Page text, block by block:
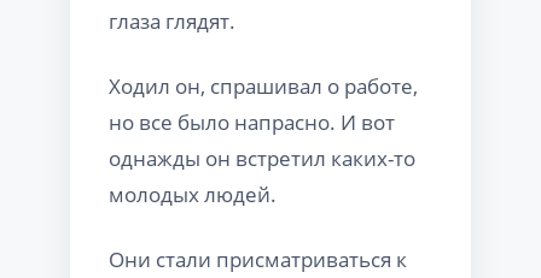
глаза глядят.
Ходил он, спрашивал о работе,
но все было напрасно. И вот
однажды он встретил каких-то
молодых людей.
Они стали присматриваться к